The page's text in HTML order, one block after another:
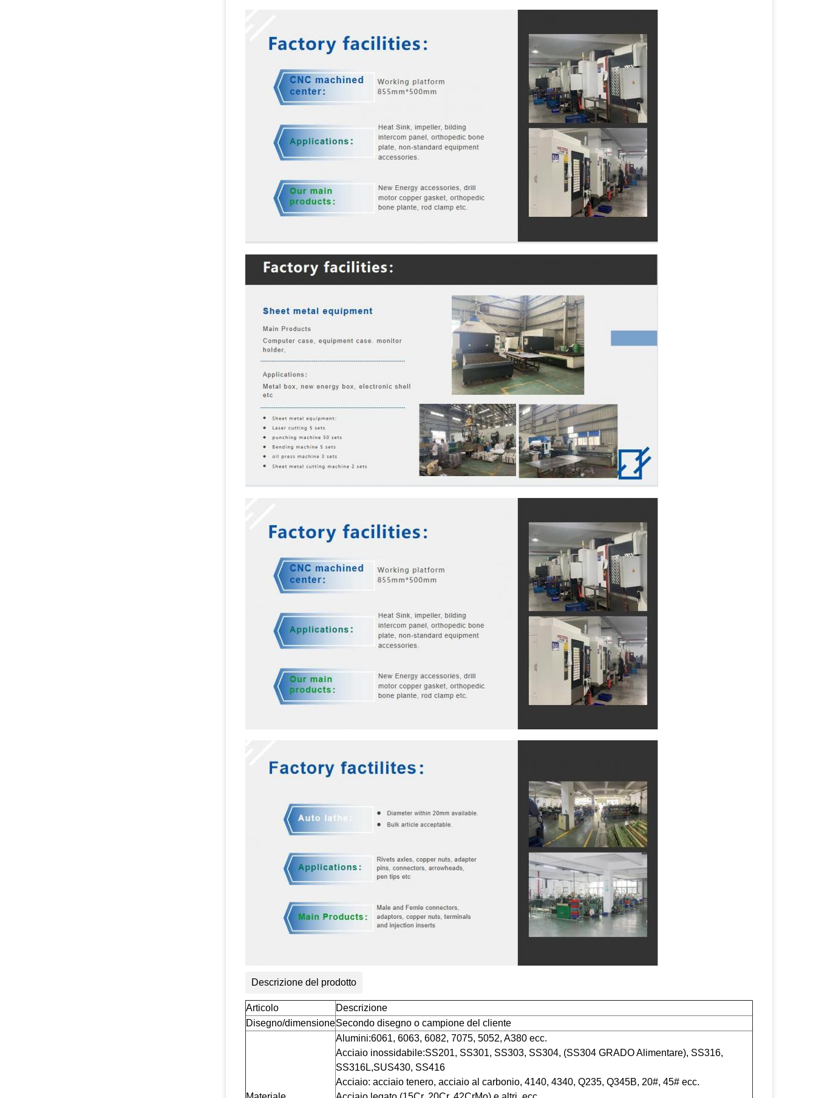
Descrizione del prodotto
Articolo
Descrizione
Disegno/dimensioneSecondo disegno o campione del cliente
Alumini:6061, 6063, 6082, 7075, 5052, A380 ecc.
Acciaio inossidabile:SS201, SS301, SS303, SS304, (SS304 GRADO Alimentare), SS316,
SS316L,SUS430, SS416
Acciaio: acciaio tenero, acciaio al carbonio, 4140, 4340, Q235, Q345B, 20#, 45# ecc.